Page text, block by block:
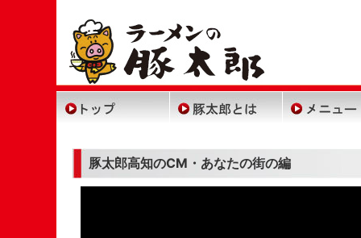
トップペー
豚太
豚太郎高知のCM・あなたの街の編